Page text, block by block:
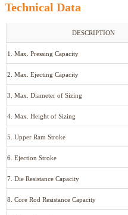
Technical Data
DESCRIPTION
1. Max. Pressing Capacity
2. Max. Ejecting Capacity
3. Max. Diameter of Sizing
4. Max. Height of Sizing
5. Upper Ram Stroke
6. Ejection Stroke
7. Die Resistance Capacity
8. Core Rod Resistance Capacity